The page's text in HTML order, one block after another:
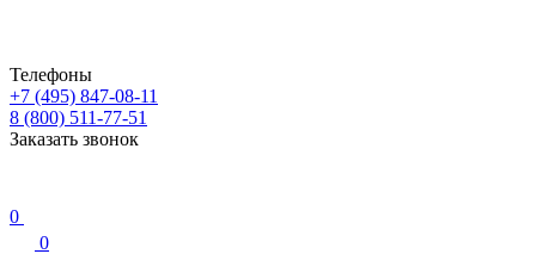
Телефоны
+7 (495) 847-08-11
8 (800) 511-77-51
Заказать звонок
0
0